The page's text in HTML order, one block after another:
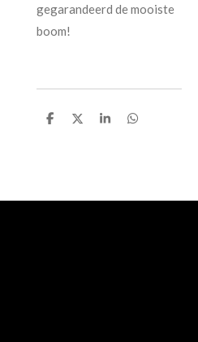
gegarandeerd de mooiste
boom!
D
D
S
D